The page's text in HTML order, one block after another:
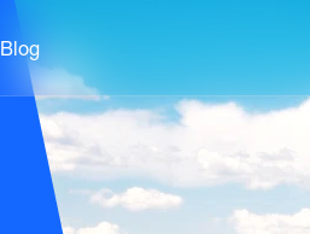
Blog